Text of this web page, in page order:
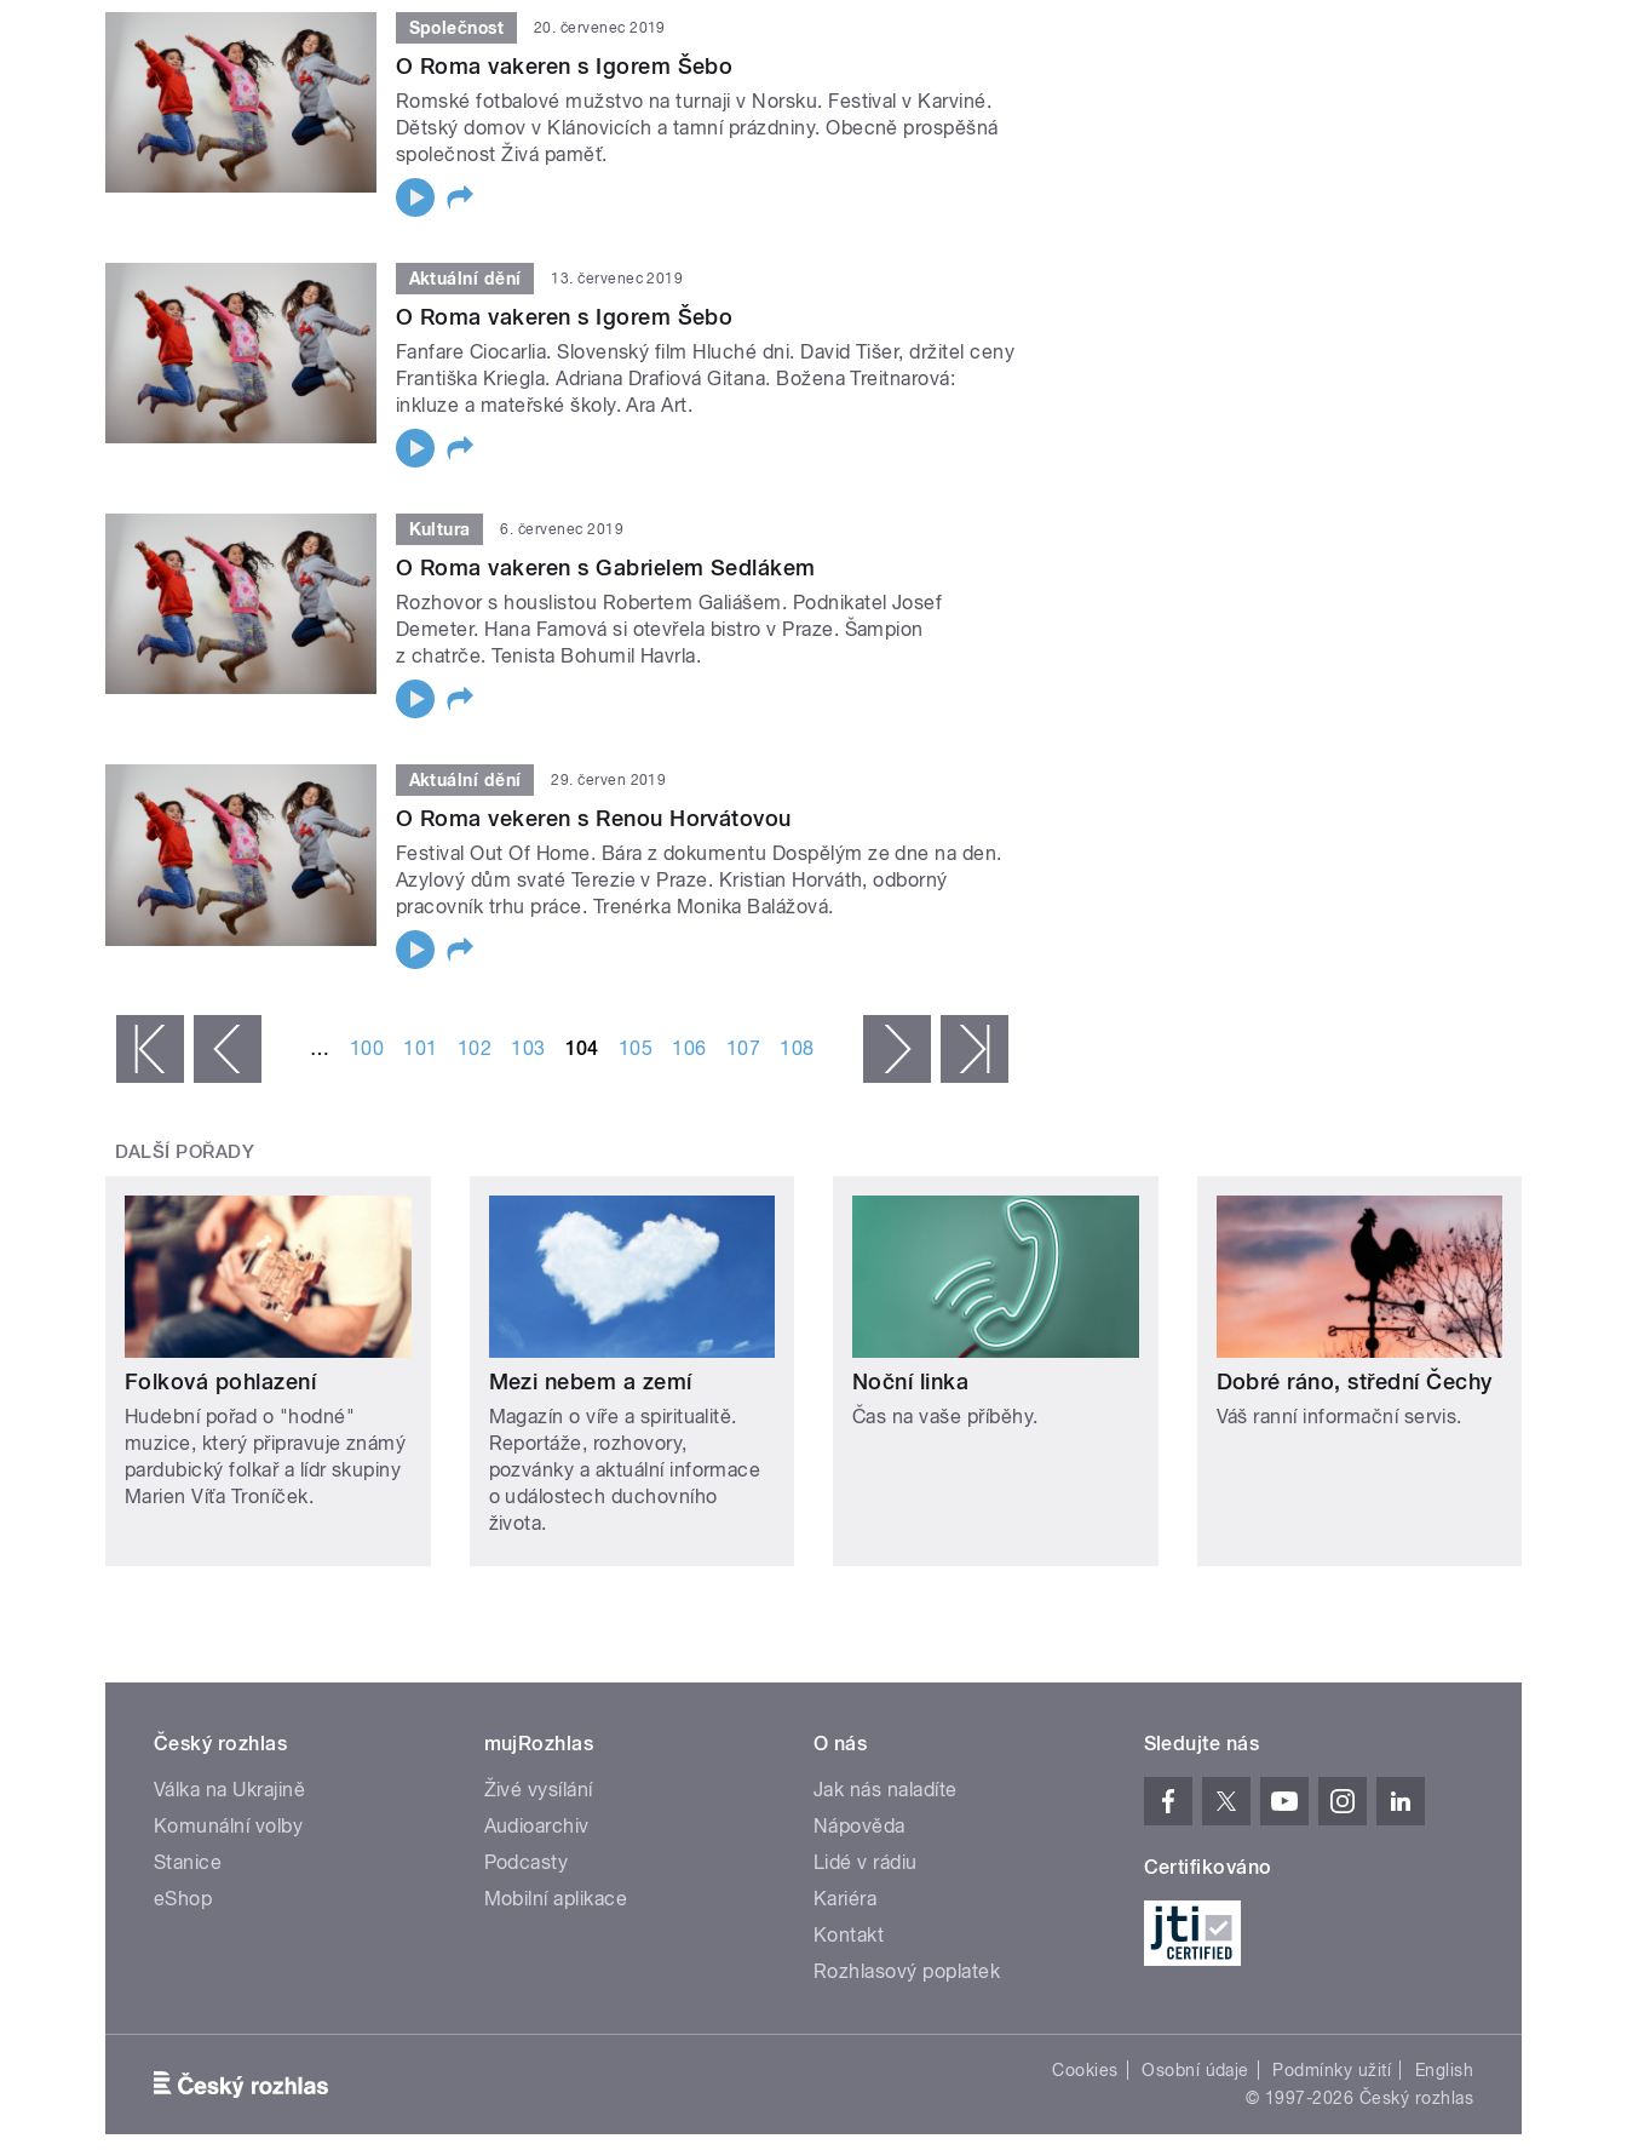
Společnost 20. červenec 2019
O Roma vakeren s Igorem Šebo
Romské fotbalové mužstvo na turnaji v Norsku. Festival v Karviné.
Dětský domov v Klánovicích a tamní prázdniny. Obecně prospěšná
společnost Živá paměť.
Aktuální dění 13. červenec 2019
O Roma vakeren s Igorem Šebo
Fanfare Ciocarlia. Slovenský film Hluché dni. David Tišer, držitel ceny
Františka Kriegla. Adriana Drafiová Gitana. Božena Treitnarová:
inkluze a mateřské školy. Ara Art.
Kultura 6. červenec 2019
O Roma vakeren s Gabrielem Sedlákem
Rozhovor s houslistou Robertem Galiášem. Podnikatel Josef
Demeter. Hana Famová si otevřela bistro v Praze. Šampion
z chatrče. Tenista Bohumil Havrla.
Aktuální dění 29. červen 2019
O Roma vekeren s Renou Horvátovou
Festival Out Of Home. Bára z dokumentu Dospělým ze dne na den.
Azylový dům svaté Terezie v Praze. Kristian Horváth, odborný
pracovník trhu práce. Trenérka Monika Balážová.
‹ předchozí … 100 101 102 103 104 105 106 107 108 následující ›
DALŠÍ POŘADY
Folková pohlazení
Hudební pořad o "hodné"
muzice, který připravuje známý
pardubický folkař a lídr skupiny
Marien Víťa Troníček.
Mezi nebem a zemí
Magazín o víře a spiritualitě.
Reportáže, rozhovory,
pozvánky a aktuální informace
o událostech duchovního
života.
Noční linka
Čas na vaše příběhy.
Dobré ráno, střední Čechy
Váš ranní informační servis.
Český rozhlas
Válka na Ukrajině
Komunální volby
Stanice
eShop
mujRozhlas
Živé vysílání
Audioarchiv
Podcasty
Mobilní aplikace
O nás
Jak nás naladíte
Nápověda
Lidé v rádiu
Kariéra
Kontakt
Rozhlasový poplatek
Sledujte nás
Certifikováno
Cookies Osobní údaje Podmínky užití
English
© 1997-2026 Český rozhlas